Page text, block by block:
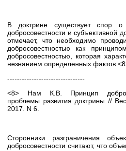
В доктрине существует спор о
добросовестности и субъективной
отмечает, что необходимо
добросовестностью как
добросовестностью, которая
незнанием определенных фактов
--------------------------------
<8> Нам К.В. Принцип
проблемы развития доктрины //
2017. N 6.
Сторонники разграничения
добросовестности считают, что